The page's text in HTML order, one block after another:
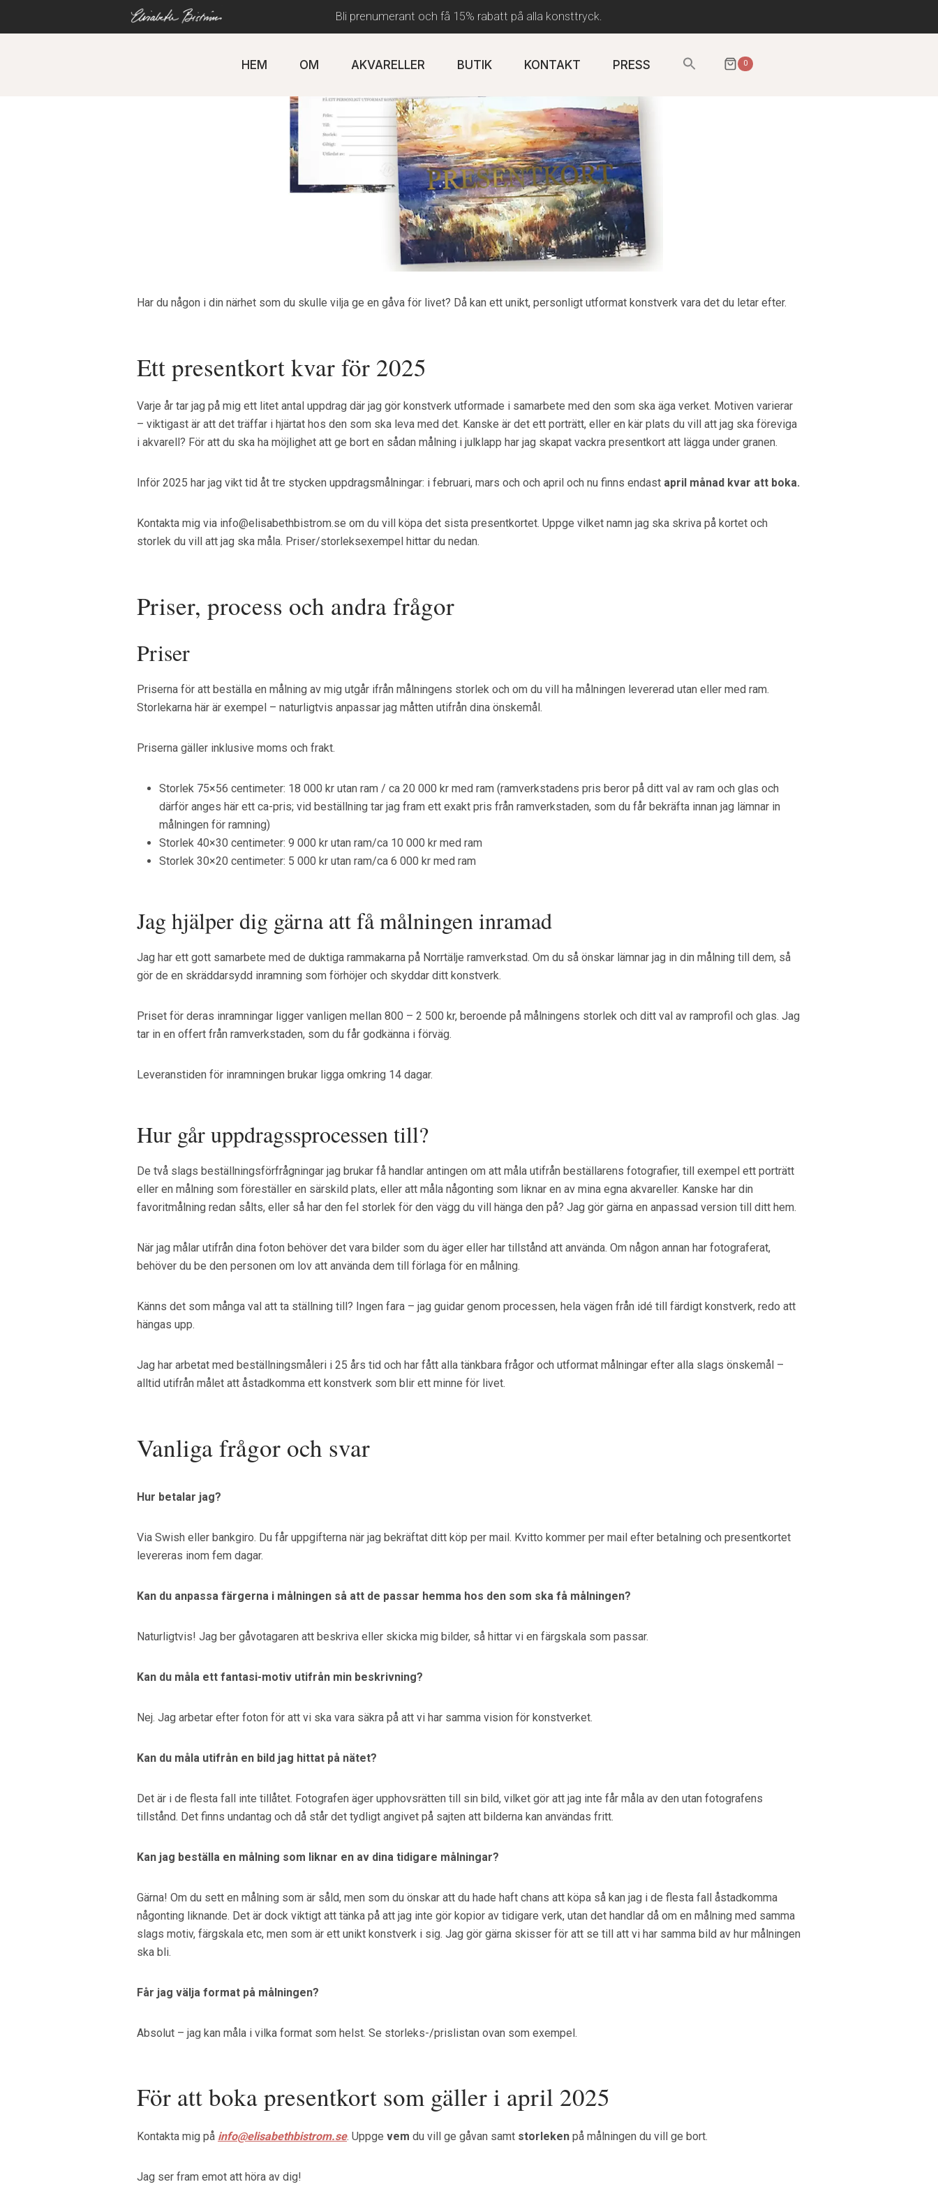
Bli prenumerant och få 15% rabatt på alla konsttryck.
HEM OM AKVARELLER BUTIK KONTAKT PRESS
Sök
efter:
0
Har du någon i din närhet som du skulle vilja ge en gåva för livet? Då kan ett unikt, personligt utformat konstverk vara det du letar efter.
Ett presentkort kvar för 2025
Varje år tar jag på mig ett litet antal uppdrag där jag gör konstverk utformade i samarbete med den som ska äga verket. Motiven varierar
– viktigast är att det träffar i hjärtat hos den som ska leva med det. Kanske är det ett porträtt, eller en kär plats du vill att jag ska föreviga
i akvarell? För att du ska ha möjlighet att ge bort en sådan målning i julklapp har jag skapat vackra presentkort att lägga under granen.
Inför 2025 har jag vikt tid åt tre stycken uppdragsmålningar: i februari, mars och och april och nu finns endast april månad kvar att boka.
Kontakta mig via info@elisabethbistrom.se om du vill köpa det sista presentkortet. Uppge vilket namn jag ska skriva på kortet och
storlek du vill att jag ska måla. Priser/storleksexempel hittar du nedan.
Priser, process och andra frågor
Priser
Priserna för att beställa en målning av mig utgår ifrån målningens storlek och om du vill ha målningen levererad utan eller med ram.
Storlekarna här är exempel – naturligtvis anpassar jag måtten utifrån dina önskemål.
Priserna gäller inklusive moms och frakt.
Storlek 75×56 centimeter: 18 000 kr utan ram / ca 20 000 kr med ram (ramverkstadens pris beror på ditt val av ram och glas och
därför anges här ett ca-pris; vid beställning tar jag fram ett exakt pris från ramverkstaden, som du får bekräfta innan jag lämnar in
målningen för ramning)
Storlek 40×30 centimeter: 9 000 kr utan ram/ca 10 000 kr med ram
Storlek 30×20 centimeter: 5 000 kr utan ram/ca 6 000 kr med ram
Jag hjälper dig gärna att få målningen inramad
Jag har ett gott samarbete med de duktiga rammakarna på Norrtälje ramverkstad. Om du så önskar lämnar jag in din målning till dem, så
gör de en skräddarsydd inramning som förhöjer och skyddar ditt konstverk.
Priset för deras inramningar ligger vanligen mellan 800 – 2 500 kr, beroende på målningens storlek och ditt val av ramprofil och glas. Jag
tar in en offert från ramverkstaden, som du får godkänna i förväg.
Leveranstiden för inramningen brukar ligga omkring 14 dagar.
Hur går uppdragssprocessen till?
De två slags beställningsförfrågningar jag brukar få handlar antingen om att måla utifrån beställarens fotografier, till exempel ett porträtt
eller en målning som föreställer en särskild plats, eller att måla någonting som liknar en av mina egna akvareller. Kanske har din
favoritmålning redan sålts, eller så har den fel storlek för den vägg du vill hänga den på? Jag gör gärna en anpassad version till ditt hem.
När jag målar utifrån dina foton behöver det vara bilder som du äger eller har tillstånd att använda. Om någon annan har fotograferat,
behöver du be den personen om lov att använda dem till förlaga för en målning.
Känns det som många val att ta ställning till? Ingen fara – jag guidar genom processen, hela vägen från idé till färdigt konstverk, redo att
hängas upp.
Jag har arbetat med beställningsmåleri i 25 års tid och har fått alla tänkbara frågor och utformat målningar efter alla slags önskemål –
alltid utifrån målet att åstadkomma ett konstverk som blir ett minne för livet.
Vanliga frågor och svar
Hur betalar jag?
Via Swish eller bankgiro. Du får uppgifterna när jag bekräftat ditt köp per mail. Kvitto kommer per mail efter betalning och presentkortet
levereras inom fem dagar.
Kan du anpassa färgerna i målningen så att de passar hemma hos den som ska få målningen?
Naturligtvis! Jag ber gåvotagaren att beskriva eller skicka mig bilder, så hittar vi en färgskala som passar.
Kan du måla ett fantasi-motiv utifrån min beskrivning?
Nej. Jag arbetar efter foton för att vi ska vara säkra på att vi har samma vision för konstverket.
Kan du måla utifrån en bild jag hittat på nätet?
Det är i de flesta fall inte tillåtet. Fotografen äger upphovsrätten till sin bild, vilket gör att jag inte får måla av den utan fotografens
tillstånd. Det finns undantag och då står det tydligt angivet på sajten att bilderna kan användas fritt.
Kan jag beställa en målning som liknar en av dina tidigare målningar?
Gärna! Om du sett en målning som är såld, men som du önskar att du hade haft chans att köpa så kan jag i de flesta fall åstadkomma
någonting liknande. Det är dock viktigt att tänka på att jag inte gör kopior av tidigare verk, utan det handlar då om en målning med samma
slags motiv, färgskala etc, men som är ett unikt konstverk i sig. Jag gör gärna skisser för att se till att vi har samma bild av hur målningen
ska bli.
Får jag välja format på målningen?
Absolut – jag kan måla i vilka format som helst. Se storleks-/prislistan ovan som exempel.
För att boka presentkort som gäller i april 2025
Kontakta mig på info@elisabethbistrom.se. Uppge vem du vill ge gåvan samt storleken på målningen du vill ge bort.
Jag ser fram emot att höra av dig!